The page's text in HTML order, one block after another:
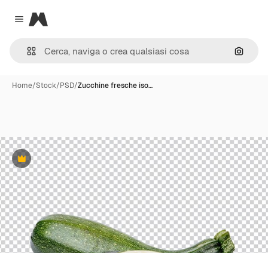
Close menu
Magnific
Cerca
Home/Stock/PSD/Zucchine fresche iso…
Premium